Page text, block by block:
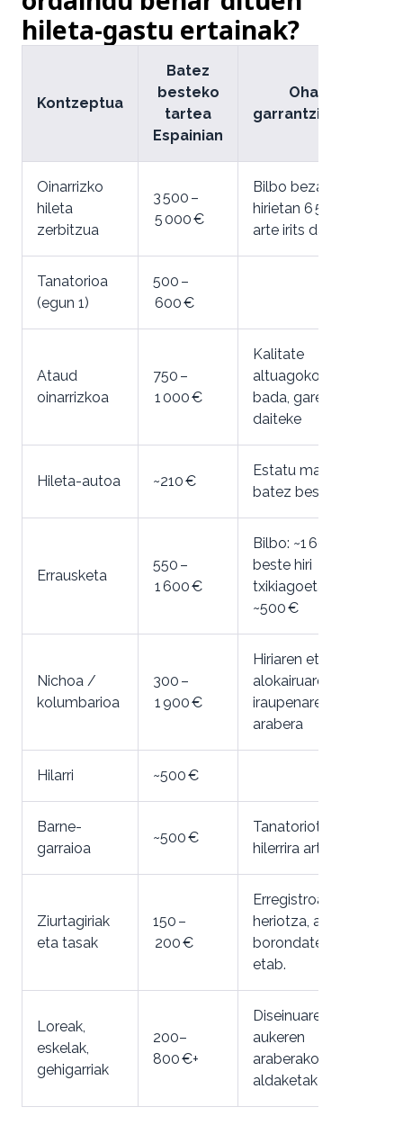
hileta-gastu ertainak?
Kontzeptua
Batez
besteko
tartea
Espainian
Ohar
garrantzitsuak
Oinarrizko
hileta
zerbitzua
3 500 –
5 000 €
Bilbo bezalako
hirietan 6 500 €
arte irits daiteke
Tanatorioa
(egun 1)
500 –
600 €
Ataud
oinarrizkoa
750 –
1 000 €
Kalitate
altuagokoa
bada, garestitu
daiteke
Hileta-autoa ~210 €
Estatu mailako
batez bestekoa
Errausketa
550 –
1 600 €
Bilbo: ~1 600 €,
beste hiri
txikiagoetan:
~500 €
Nichoa /
kolumbarioa
300 –
1 900 €
Hiriaren eta
alokairuaren
iraupenaren
arabera
Hilarri ~500 €
Barne-
garraioa
~500 €
Tanatoriotik
hilerrira arte
Ziurtagiriak
eta tasak
150 –
200 €
Erregistroa,
heriotza, azken
borondateak,
etab.
Loreak,
eskelak,
gehigarriak
200–
800 €+
Diseinuaren eta
aukeren
araberako
aldaketak